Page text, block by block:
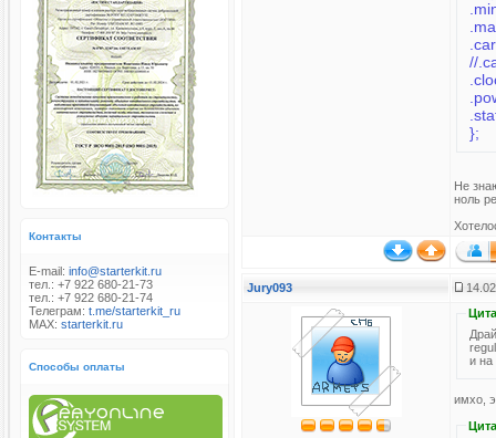
Контакты
E-mail: info@starterkit.ru
тел.: +7 922 680-21-73
тел.: +7 922 680-21-74
Телеграм: t.me/starterkit_ru
MAX: starterkit.ru
Способы оплаты
//
};
Не
ноль
Jury093
и на
имхо,